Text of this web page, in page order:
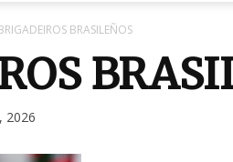
BRASILEÑOS
2026